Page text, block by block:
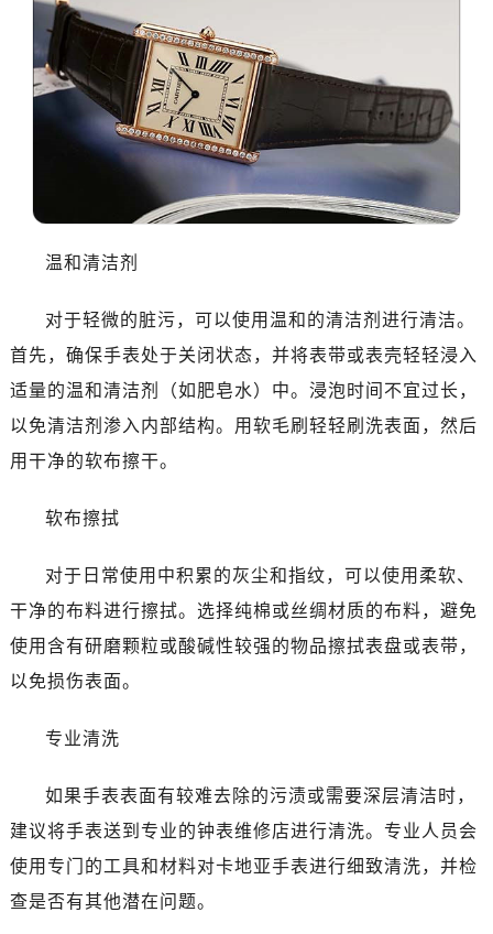
温和清洁剂
对于轻微的脏污，可以使用温和的清洁剂进行清洁。
首先，确保手表处于关闭状态，并将表带或表壳轻轻浸入
适量的温和清洁剂（如肥皂水）中。浸泡时间不宜过长，
以免清洁剂渗入内部结构。用软毛刷轻轻刷洗表面，然后
用干净的软布擦干。
软布擦拭
对于日常使用中积累的灰尘和指纹，可以使用柔软、
干净的布料进行擦拭。选择纯棉或丝绸材质的布料，避免
使用含有研磨颗粒或酸碱性较强的物品擦拭表盘或表带，
以免损伤表面。
专业清洗
如果手表表面有较难去除的污渍或需要深层清洁时，
建议将手表送到专业的钟表维修店进行清洗。专业人员会
使用专门的工具和材料对卡地亚手表进行细致清洗，并检
查是否有其他潜在问题。